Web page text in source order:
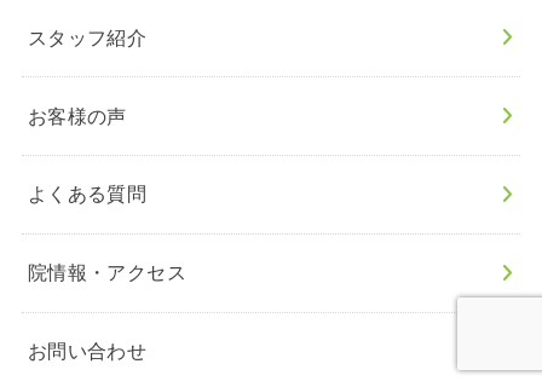
スタッフ紹介
お客様の声
よくある質問
院情報・アクセス
お問い合わせ